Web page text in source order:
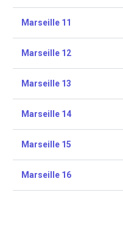
Marseille 11
Marseille 12
Marseille 13
Marseille 14
Marseille 15
Marseille 16